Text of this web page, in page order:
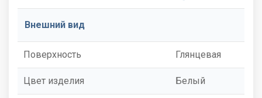
Внешний вид
Поверхность Глянцевая
Цвет изделия Белый